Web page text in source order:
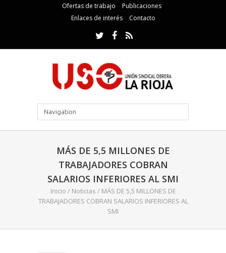
Ofertas de trabajo
Publicaciones
Enlaces de interés
Contacto
MÁS DE 5,5 MILLONES DE
TRABAJADORES COBRAN
SALARIOS INFERIORES AL SMI
Inicio / Noticias / MÁS DE 5,5 MILLONES DE
TRABAJADORES COBRAN SALARIOS INFERIORES AL
SMI